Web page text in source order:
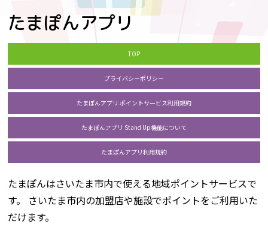
たまぽんアプリ
TOP
プライバシーポリシー
たまぽんアプリ ポイントサービス利用規約
たまぽんアプリ Stand Up機能について
たまぽんアプリ利用規約
たまぽんはさいたま市内で使える地域ポイントサービスで
す。 さいたま市内の加盟店や施設でポイントをご利用いた
だけます。